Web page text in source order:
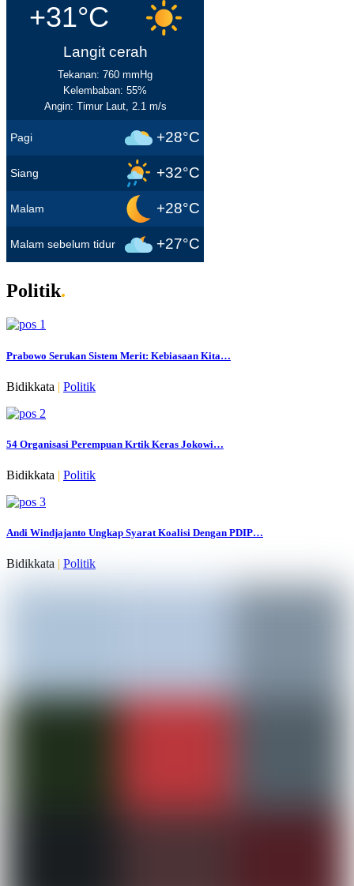
+31°C
Langit cerah
Tekanan: 760 mmHg
Kelembaban: 55%
Angin: Timur Laut, 2.1 m/s
Pagi +28°C
Siang +32°C
Malam +28°C
Malam sebelum tidur +27°C
Politik.
Prabowo Serukan Sistem Merit: Kebiasaan Kita…
Bidikkata | Politik
54 Organisasi Perempuan Krtik Keras Jokowi…
Bidikkata | Politik
Andi Windjajanto Ungkap Syarat Koalisi Dengan PDIP…
Bidikkata | Politik